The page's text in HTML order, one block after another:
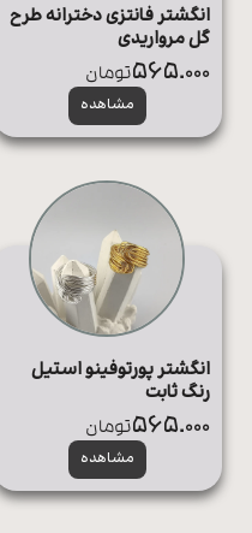
انگشتر فانتزی دخترانه طرح
گل مرواریدی
مشاهده
565.000تومان
انگشتر پورتوفینو استیل
رنگ ثابت
مشاهده
565.000تومان